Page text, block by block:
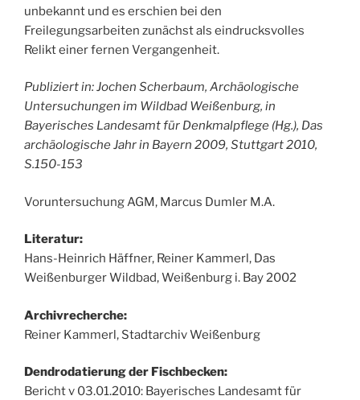
unbekannt und es erschien bei den
Freilegungsarbeiten zunächst als eindrucksvolles
Relikt einer fernen Vergangenheit.
Publiziert in: Jochen Scherbaum, Archäologische
Untersuchungen im Wildbad Weißenburg, in
Bayerisches Landesamt für Denkmalpflege (Hg.), Das
archäologische Jahr in Bayern 2009, Stuttgart 2010,
S.150-153
Voruntersuchung AGM, Marcus Dumler M.A.
Literatur:
Hans-Heinrich Häffner, Reiner Kammerl, Das
Weißenburger Wildbad, Weißenburg i. Bay 2002
Archivrecherche:
Reiner Kammerl, Stadtarchiv Weißenburg
Dendrodatierung der Fischbecken:
Bericht v 03.01.2010: Bayerisches Landesamt für